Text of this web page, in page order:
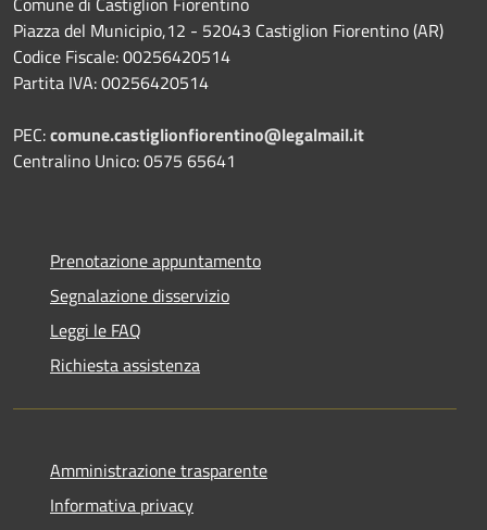
Piazza del Municipio,12 - 52043 Castiglion Fiorentino (AR)
Codice Fiscale: 00256420514
Partita IVA: 00256420514
PEC:comune.castiglionfiorentino@legalmail.it
Centralino Unico: 0575 65641
Prenotazione appuntamento
Segnalazione disservizio
Leggi le FAQ
Richiesta assistenza
Amministrazione trasparente
Informativa privacy